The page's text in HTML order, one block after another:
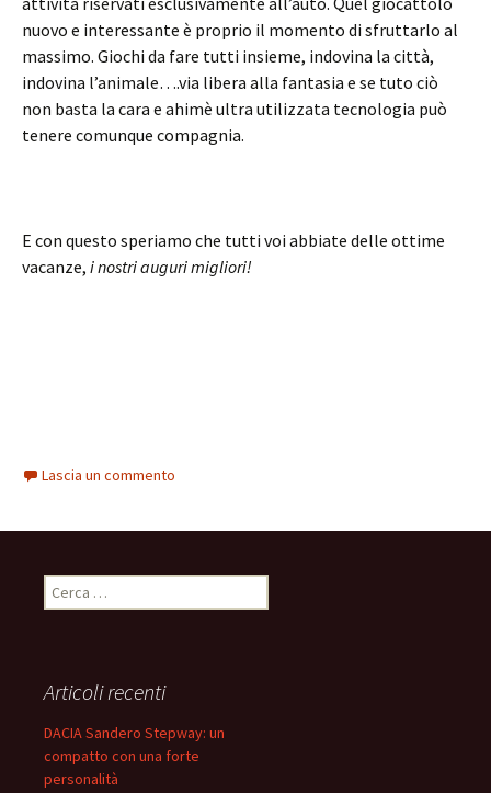
nuovo e interessante è proprio il momento di sfruttarlo al
massimo. Giochi da fare tutti insieme, indovina la città,
indovina l’animale….via libera alla fantasia e se tuto ciò
non basta la cara e ahimè ultra utilizzata tecnologia può
tenere comunque compagnia.
E con questo speriamo che tutti voi abbiate delle ottime
vacanze, i nostri auguri migliori!
Lascia un commento
i
c
a
Articoli recenti
DACIA Sandero Stepway: un
compatto con una forte
personalità